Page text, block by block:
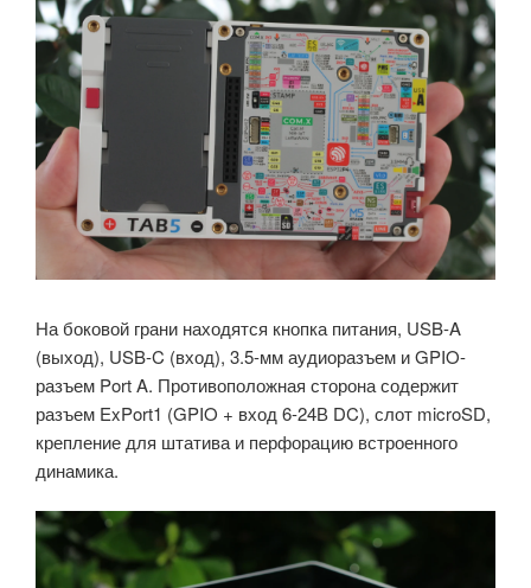
На боковой грани находятся кнопка питания, USB-A
(выход), USB-C (вход), 3.5-мм аудиоразъем и GPIO-
разъем Port A. Противоположная сторона содержит
разъем ExPort1 (GPIO + вход 6-24В DC), слот microSD,
крепление для штатива и перфорацию встроенного
динамика.